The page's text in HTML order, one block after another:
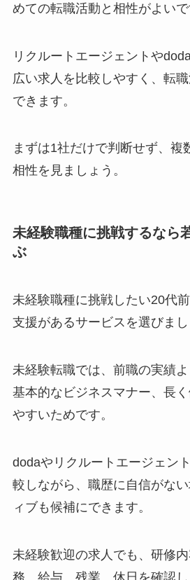
めての転職活動と相性がよいで
リクルートエージェントや
広い求人を比較しやすく、転
できます。
まずは1社だけで判断せず、複
相性を見ましょう。
未経験職種に挑戦するなら
ぶ
未経験職種に挑戦したい20代
支援があるサービスを選びまし
未経験転職では、前職の実績よ
基本的なビジネスマナー、長
やすいためです。
dodaやリクルートエージェン
較しながら、職歴に自信がな
ィブも候補にできます。
未経験歓迎の求人でも、研修
務、給与、残業、休日を確認し